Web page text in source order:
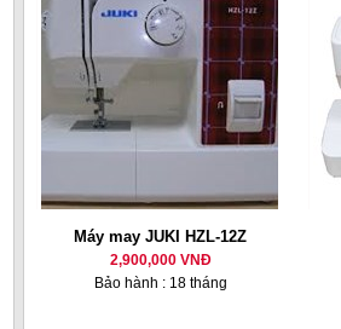
Máy may JUKI HZL-12Z
2,900,000 VNĐ
Bảo hành : 18 tháng